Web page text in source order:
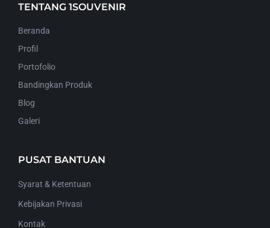
TENTANG 1SOUVENIR
Beranda
Profil
Portofolio
Bandingkan Produk
Blog
Galeri
PUSAT BANTUAN
Syarat & Ketentuan
Kebijakan Privasi
Kontak